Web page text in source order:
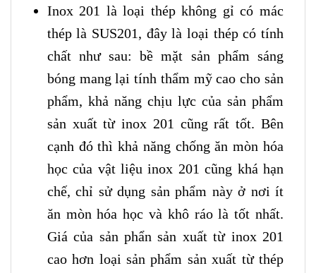
Inox 201 là loại thép không gỉ có mác
thép là SUS201, đây là loại thép có tính
chất như sau: bề mặt sản phẩm sáng
bóng mang lại tính thẩm mỹ cao cho sản
phẩm, khả năng chịu lực của sản phẩm
sản xuất từ inox 201 cũng rất tốt. Bên
cạnh đó thì khả năng chống ăn mòn hóa
học của vật liệu inox 201 cũng khá hạn
chế, chỉ sử dụng sản phẩm này ở nơi ít
ăn mòn hóa học và khô ráo là tốt nhất.
Giá của sản phẩn sản xuất từ inox 201
cao hơn loại sản phẩm sản xuất từ thép